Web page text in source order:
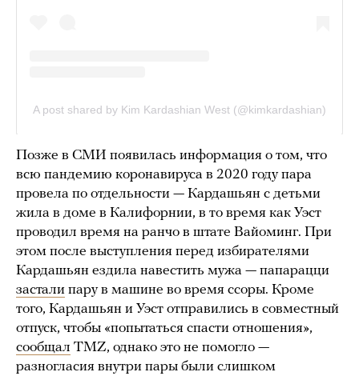
Позже в СМИ появилась информация о том, что
всю пандемию коронавируса в 2020 году пара
провела по отдельности — Кардашьян с детьми
жила в доме в Калифорнии, в то время как Уэст
проводил время на ранчо в штате Вайоминг. При
этом после выступления перед избирателями
Кардашьян ездила навестить мужа — папарацци
застали пару в машине во время ссоры. Кроме
того, Кардашьян и Уэст отправились в совместный
отпуск, чтобы «попытаться спасти отношения»,
сообщал TMZ, однако это не помогло —
разногласия внутри пары были слишком